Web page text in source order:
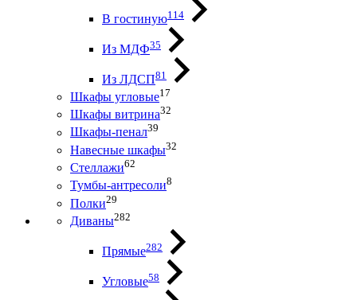
В гостиную114
Из МДФ35
Из ЛДСП81
Шкафы угловые17
Шкафы витрина32
Шкафы-пенал39
Навесные шкафы32
Стеллажи62
Тумбы-антресоли8
Полки29
Диваны282
Прямые282
Угловые58